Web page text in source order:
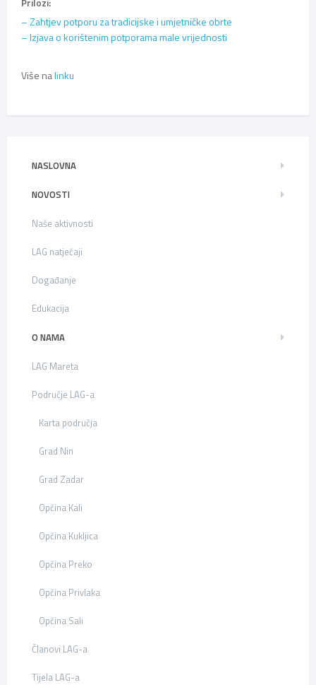
– Zahtjev potporu za tradicijske i umjetničke obrte
– Izjava o korištenim potporama male vrijednosti
Više nalinku
NASLOVNA
NOVOSTI
Naše aktivnosti
LAG natječaji
Događanje
Edukacija
O NAMA
LAG Mareta
Područje LAG-a
Karta područja
Grad Nin
Grad Zadar
Općina Kali
Općina Kukljica
Općina Preko
Općina Privlaka
Općina Sali
Članovi LAG-a
Tijela LAG-a